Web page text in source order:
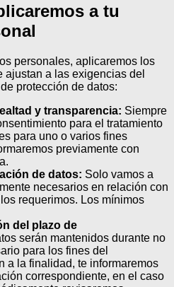
a tu
personales, aplicaremos los
a las exigencias del
protección de datos:
y transparencia: Siempre
para el tratamiento
para uno o varios fines
previamente con
de datos: Solo vamos a
necesarios en relación con
requerimos. Los mínimos
del plazo de
serán mantenidos durante no
para los fines del
a la finalidad, te informaremos
correspondiente, en el caso